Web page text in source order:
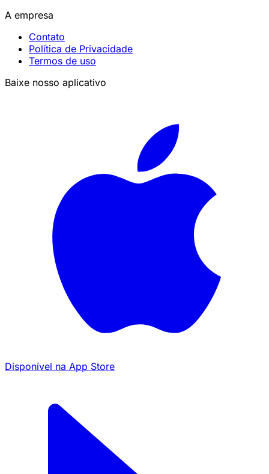
A empresa
Contato
Política de Privacidade
Termos de uso
Baixe nosso aplicativo
Disponível na App Store